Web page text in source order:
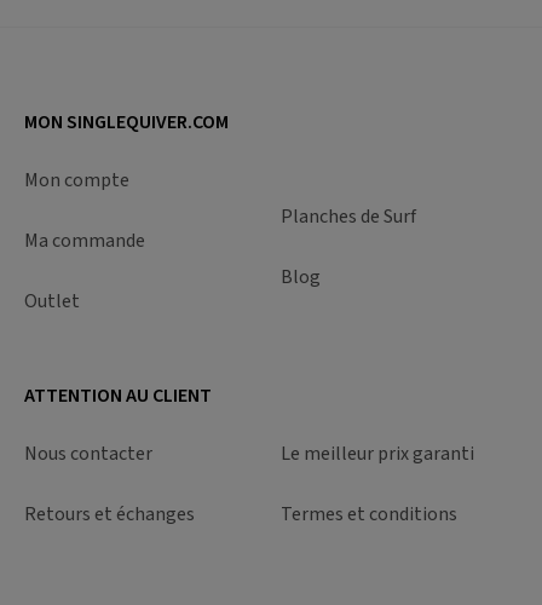
MON SINGLEQUIVER.COM
Mon compte
Ma commande
Outlet
Planches de Surf
Blog
ATTENTION AU CLIENT
Nous contacter
Retours et échanges
Le meilleur prix garanti
Termes et conditions